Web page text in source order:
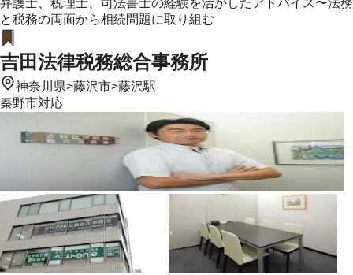
弁護士、税理士、司法書士の経験を活かしたアドバイス〜法務
と税務の両面から相続問題に取り組む
吉田法律税務総合事務所
神奈川県>藤沢市>藤沢駅
秦野市対応